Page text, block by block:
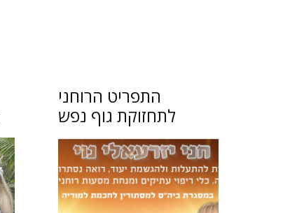
התפריט הרוחני
לתחזוקת גוף נפש